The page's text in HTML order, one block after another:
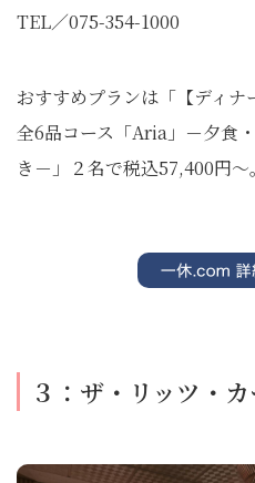
TEL／075-354-1000
おすすめプランは「【ディ
全6品コース「Aria」－夕食
き－」２名で税込57,400円～。
３：ザ・リッツ・